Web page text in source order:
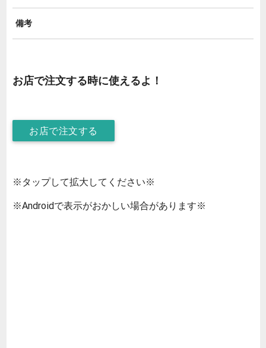
備考
お店で注文する時に使えるよ！
お店で注文する
※タップして拡大してください※
※Androidで表示がおかしい場合があります※